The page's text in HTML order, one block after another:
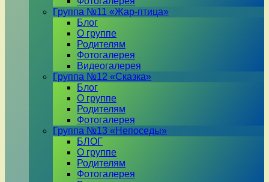
Группа №11 «Жар-птица»
Блог
О группе
Родителям
Фотогалерея
Видеогалерея
Группа №12 «Сказка»
Блог
О группе
Родителям
Фотогалерея
Группа №13 «Непоседы»
БЛОГ
О группе
Родителям
Фотогалерея